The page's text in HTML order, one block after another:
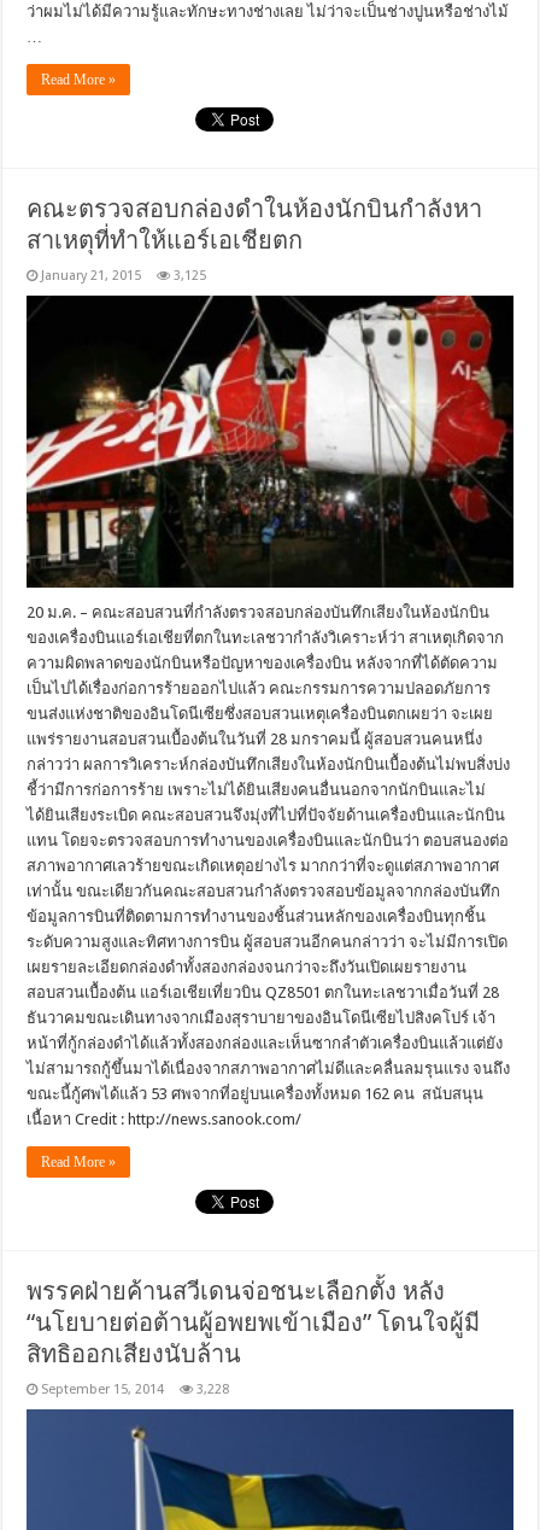
ว่าผมไม่ได้มีความรู้และทักษะทางช่างเลย ไม่ว่าจะเป็นช่างปูนหรือช่างไม้
…
Read More »
คณะตรวจสอบกล่องดำในห้องนักบินกำลังหา
สาเหตุที่ทำให้แอร์เอเชียตก
January 21, 2015 3,125
20 ม.ค. – คณะสอบสวนที่กำลังตรวจสอบกล่องบันทึกเสียงในห้องนักบิน
ของเครื่องบินแอร์เอเชียที่ตกในทะเลชวากำลังวิเคราะห์ว่า สาเหตุเกิดจาก
ความผิดพลาดของนักบินหรือปัญหาของเครื่องบิน หลังจากที่ได้ตัดความ
เป็นไปได้เรื่องก่อการร้ายออกไปแล้ว คณะกรรมการความปลอดภัยการ
ขนส่งแห่งชาติของอินโดนีเซียซึ่งสอบสวนเหตุเครื่องบินตกเผยว่า จะเผย
แพร่รายงานสอบสวนเบื้องต้นในวันที่ 28 มกราคมนี้ ผู้สอบสวนคนหนึ่ง
กล่าวว่า ผลการวิเคราะห์กล่องบันทึกเสียงในห้องนักบินเบื้องต้นไม่พบสิ่งบ่ง
ชี้ว่ามีการก่อการร้าย เพราะไม่ได้ยินเสียงคนอื่นนอกจากนักบินและไม่
ได้ยินเสียงระเบิด คณะสอบสวนจึงมุ่งที่ไปที่ปัจจัยด้านเครื่องบินและนักบิน
แทน โดยจะตรวจสอบการทำงานของเครื่องบินและนักบินว่า ตอบสนองต่อ
สภาพอากาศเลวร้ายขณะเกิดเหตุอย่างไร มากกว่าที่จะดูแต่สภาพอากาศ
เท่านั้น ขณะเดียวกันคณะสอบสวนกำลังตรวจสอบข้อมูลจากกล่องบันทึก
ข้อมูลการบินที่ติดตามการทำงานของชิ้นส่วนหลักของเครื่องบินทุกชิ้น
ระดับความสูงและทิศทางการบิน ผู้สอบสวนอีกคนกล่าวว่า จะไม่มีการเปิด
เผยรายละเอียดกล่องดำทั้งสองกล่องจนกว่าจะถึงวันเปิดเผยรายงาน
สอบสวนเบื้องต้น แอร์เอเชียเที่ยวบิน QZ8501 ตกในทะเลชวาเมื่อวันที่ 28
ธันวาคมขณะเดินทางจากเมืองสุราบายาของอินโดนีเซียไปสิงคโปร์ เจ้า
หน้าที่กู้กล่องดำได้แล้วทั้งสองกล่องและเห็นซากลำตัวเครื่องบินแล้วแต่ยัง
ไม่สามารถกู้ขึ้นมาได้เนื่องจากสภาพอากาศไม่ดีและคลื่นลมรุนแรง จนถึง
ขณะนี้กู้ศพได้แล้ว 53 ศพจากที่อยู่บนเครื่องทั้งหมด 162 คน สนับสนุน
เนื้อหา Credit : http://news.sanook.com/
Read More »
พรรคฝ่ายค้านสวีเดนจ่อชนะเลือกตั้ง หลัง
“นโยบายต่อต้านผู้อพยพเข้าเมือง” โดนใจผู้มี
สิทธิออกเสียงนับล้าน
September 15, 2014 3,228